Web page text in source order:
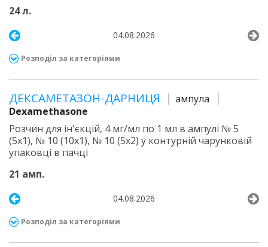
24 л.
04.08.2026
Розподіл за категоріями
ДЕКСАМЕТАЗОН-ДАРНИЦЯ
ампула
Dexamethasone
Розчин для ін'єкцій, 4 мг/мл по 1 мл в ампулі № 5
(5х1), № 10 (10х1), № 10 (5х2) у контурній чарунковій
упаковці в пачці
21 амп.
04.08.2026
Розподіл за категоріями